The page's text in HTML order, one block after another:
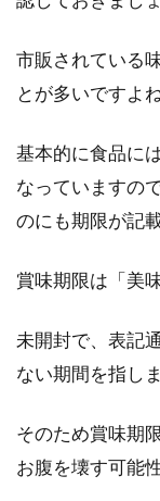
市販されている
とが多いですよね
基本的に食品に
なっていますの
のにも期限が記
賞味期限は「美
未開封で、表記
ない期間を指しま
そのため賞味期
お腹を壊す可能